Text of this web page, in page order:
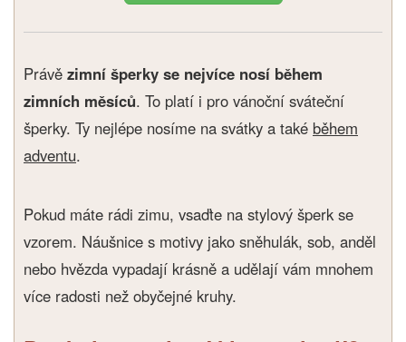
Právě zimní šperky se nejvíce nosí během
zimních měsíců. To platí i pro vánoční sváteční
šperky. Ty nejlépe nosíme na svátky a také během
adventu.
Pokud máte rádi zimu, vsaďte na stylový šperk se
vzorem. Náušnice s motivy jako sněhulák, sob, anděl
nebo hvězda vypadají krásně a udělají vám mnohem
více radosti než obyčejné kruhy.